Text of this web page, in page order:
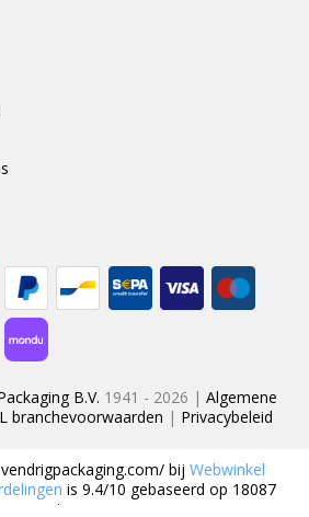
B.V. 1941 - 2026 | Algemene
branchevoorwaarden | Privacybeleid
vendrigpackaging.com/bij Webwinkel
is 9.4/10 gebaseerd op 18087
reviews.